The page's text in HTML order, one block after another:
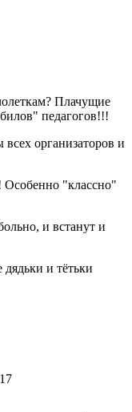
Плачущие
педагогов!!!
организаторов и
Особенно "классно"
и встанут и
и тётьки